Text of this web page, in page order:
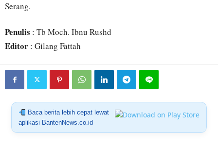
Serang.
Penulis : Tb Moch. Ibnu Rushd
Editor : Gilang Fattah
Baca berita lebih cepat lewat
aplikasi BantenNews.co.id